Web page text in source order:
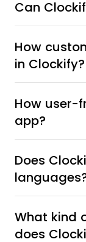
Can
How
in Clockify?
How user-
app?
Does
What kind
does